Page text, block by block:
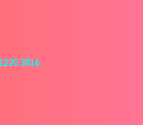
3816